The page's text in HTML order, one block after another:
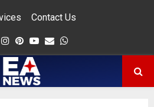
Contact Us
Twitter
Instagram
Pinterest
Youtube
Email